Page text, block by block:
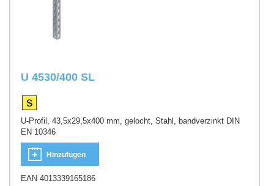
U 4530/400 SL
U-Profil, 43,5x29,5x400 mm, gelocht, Stahl, bandverzinkt DIN
EN 10346
Hinzufügen
EAN 4013339165186